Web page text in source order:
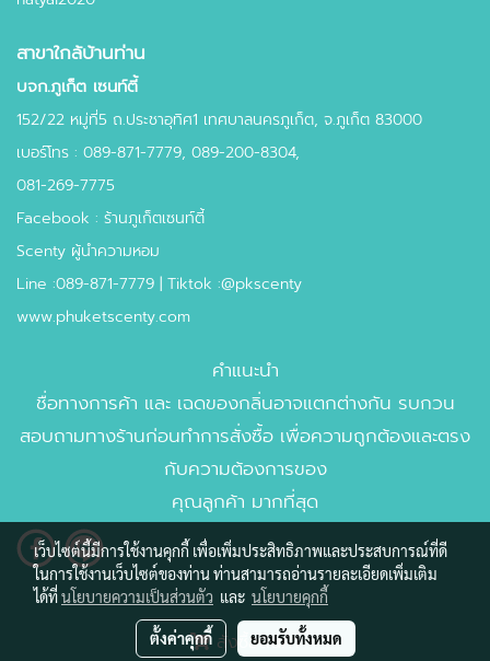
สั่งซื้อสินค้า
สาขาใกล้บ้านท่าน
บจก.ภูเก็ต เซนท์ตี้
152/22 หมู่ที่5 ถ.ประชาอุทิศ1 เทศบาลนครภูเก็ต, จ.ภูเก็ต 83000
เบอร์โทร : 089-871-7779, 089-200-8304,
081-269-7775
Facebook : ร้านภูเก็ตเซนท์ตี้
Scenty ผู้นำความหอม
Line :089-871-7779 | Tiktok :@pkscenty
www.phuketscenty.com
คำแนะนำ
ชื่อทางการค้า และ เฉดของกลิ่นอาจแตกต่างกัน รบกวน
สอบถามทางร้านก่อนทำการสั่งซื้อ เพื่อความถูกต้องและตรง
กับความต้องการของ
คุณลูกค้า มากที่สุด
เว็บไซต์นี้มีการใช้งานคุกกี้ เพื่อเพิ่มประสิทธิภาพและประสบการณ์ที่ดี
ในการใช้งานเว็บไซต์ของท่าน ท่านสามารถอ่านรายละเอียดเพิ่มเติม
ได้ที่นโยบายความเป็นส่วนตัว และ นโยบายคุกกี้
ตั้งค่าคุกกี้ ยอมรับทั้งหมด